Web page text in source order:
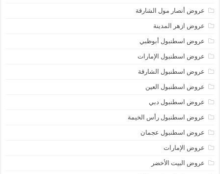
عروض أنصار مول الشارقة
عروض ازهر المدينة
عروض اسطنبول أبوظبي
عروض اسطنبول الإمارات
عروض اسطنبول الشارقة
عروض اسطنبول العين
عروض اسطنبول دبي
عروض اسطنبول رأس الخيمة
عروض اسطنبول عجمان
عروض الإمارات
عروض البيت الأخضر